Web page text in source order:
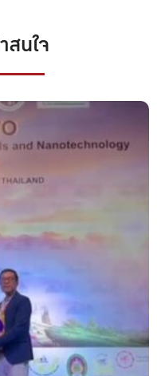
นใจ